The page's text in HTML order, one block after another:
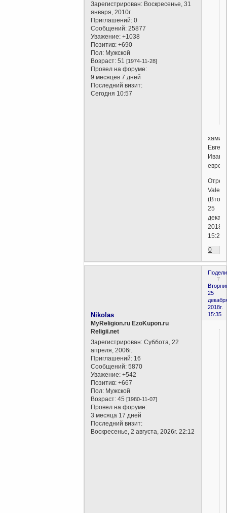
Зарегистрирован: Воскресенье, 31
января, 2010г.
Приглашений: 0
Сообщений: 25877
Уважение: +1038
Позитив: +690
Пол: Мужской
Возраст: 51[1974-11-28]
Провел на форуме:
9 месяцев 7 дней
Последний визит:
Сегодня 10:57
25
2018г.
15:21)
0
7
25
2018г.
15:35
Nikolas
MyReligion.ru EzoKupon.ru
Religii.net
Зарегистрирован: Суббота, 22
апреля, 2006г.
Приглашений: 16
Сообщений: 5870
Уважение: +542
Позитив: +667
Пол: Мужской
Возраст: 45[1980-11-07]
Провел на форуме:
3 месяца 17 дней
Последний визит:
Воскресенье, 2 августа, 2026г. 22:12